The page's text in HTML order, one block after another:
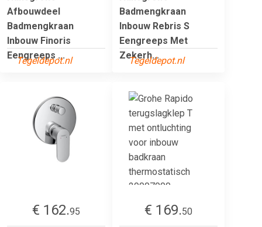
Afbouwdeel
Badmengkraan
Inbouw Finoris
Eengreeps ...
Tegeldepot.nl
Badmengkraan
Inbouw Rebris S
Eengreeps Met
Zekerh...
Tegeldepot.nl
€ 162.95
€ 169.50